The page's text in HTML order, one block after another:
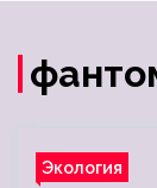
Экология